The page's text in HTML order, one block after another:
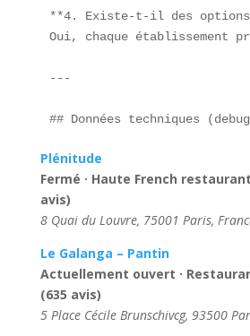
**4. Existe-t-il des
Oui, chaque établissement
---
## Données techniques
Plénitude
Fermé · Haute French restaurant
avis)
8 Quai du Louvre, 75001 Paris,
Le Galanga – Pantin
Actuellement ouvert ·
(635 avis)
5 Place Cécile Brunschivcg, 93500